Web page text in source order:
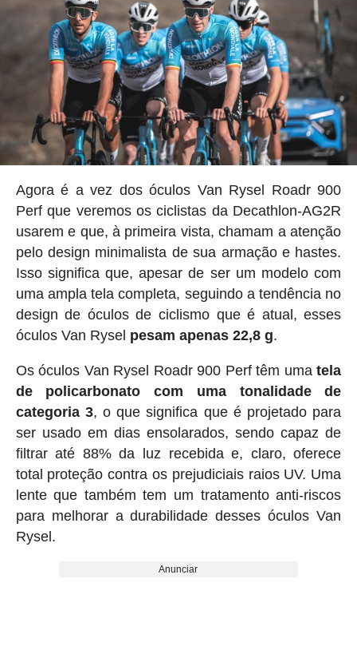
Agora é a vez dos óculos Van Rysel Roadr 900
Perf que veremos os ciclistas da Decathlon-AG2R
usarem e que, à primeira vista, chamam a atenção
pelo design minimalista de sua armação e hastes.
Isso significa que, apesar de ser um modelo com
uma ampla tela completa, seguindo a tendência no
design de óculos de ciclismo que é atual, esses
óculos Van Rysel pesam apenas 22,8 g.
Os óculos Van Rysel Roadr 900 Perf têm umatela
de policarbonato com uma tonalidade de
categoria 3, o que significa que é projetado para
ser usado em dias ensolarados, sendo capaz de
filtrar até 88% da luz recebida e, claro, oferece
total proteção contra os prejudiciais raios UV. Uma
lente que também tem um tratamento anti-riscos
para melhorar a durabilidade desses óculos Van
Rysel.
Anunciar